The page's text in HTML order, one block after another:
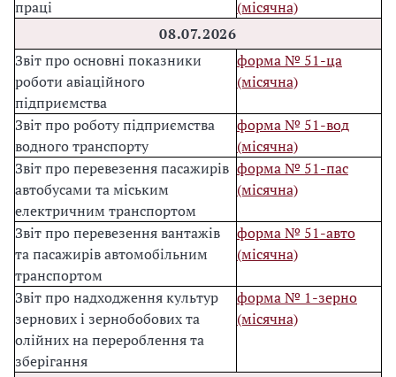
праці
(місячна)
08.07.2026
Звіт про основні показники
роботи авіаційного
підприємства
форма № 51-ца
(місячна)
Звіт про роботу підприємства
водного транспорту
форма № 51-вод
(місячна)
Звіт про перевезення пасажирів
автобусами та міським
електричним транспортом
форма № 51-пас
(місячна)
Звіт про перевезення вантажів
та пасажирів автомобільним
транспортом
форма № 51-авто
(місячна)
Звіт про надходження культур
зернових і зернобобових та
олійних на перероблення та
зберігання
форма № 1-зерно
(місячна)